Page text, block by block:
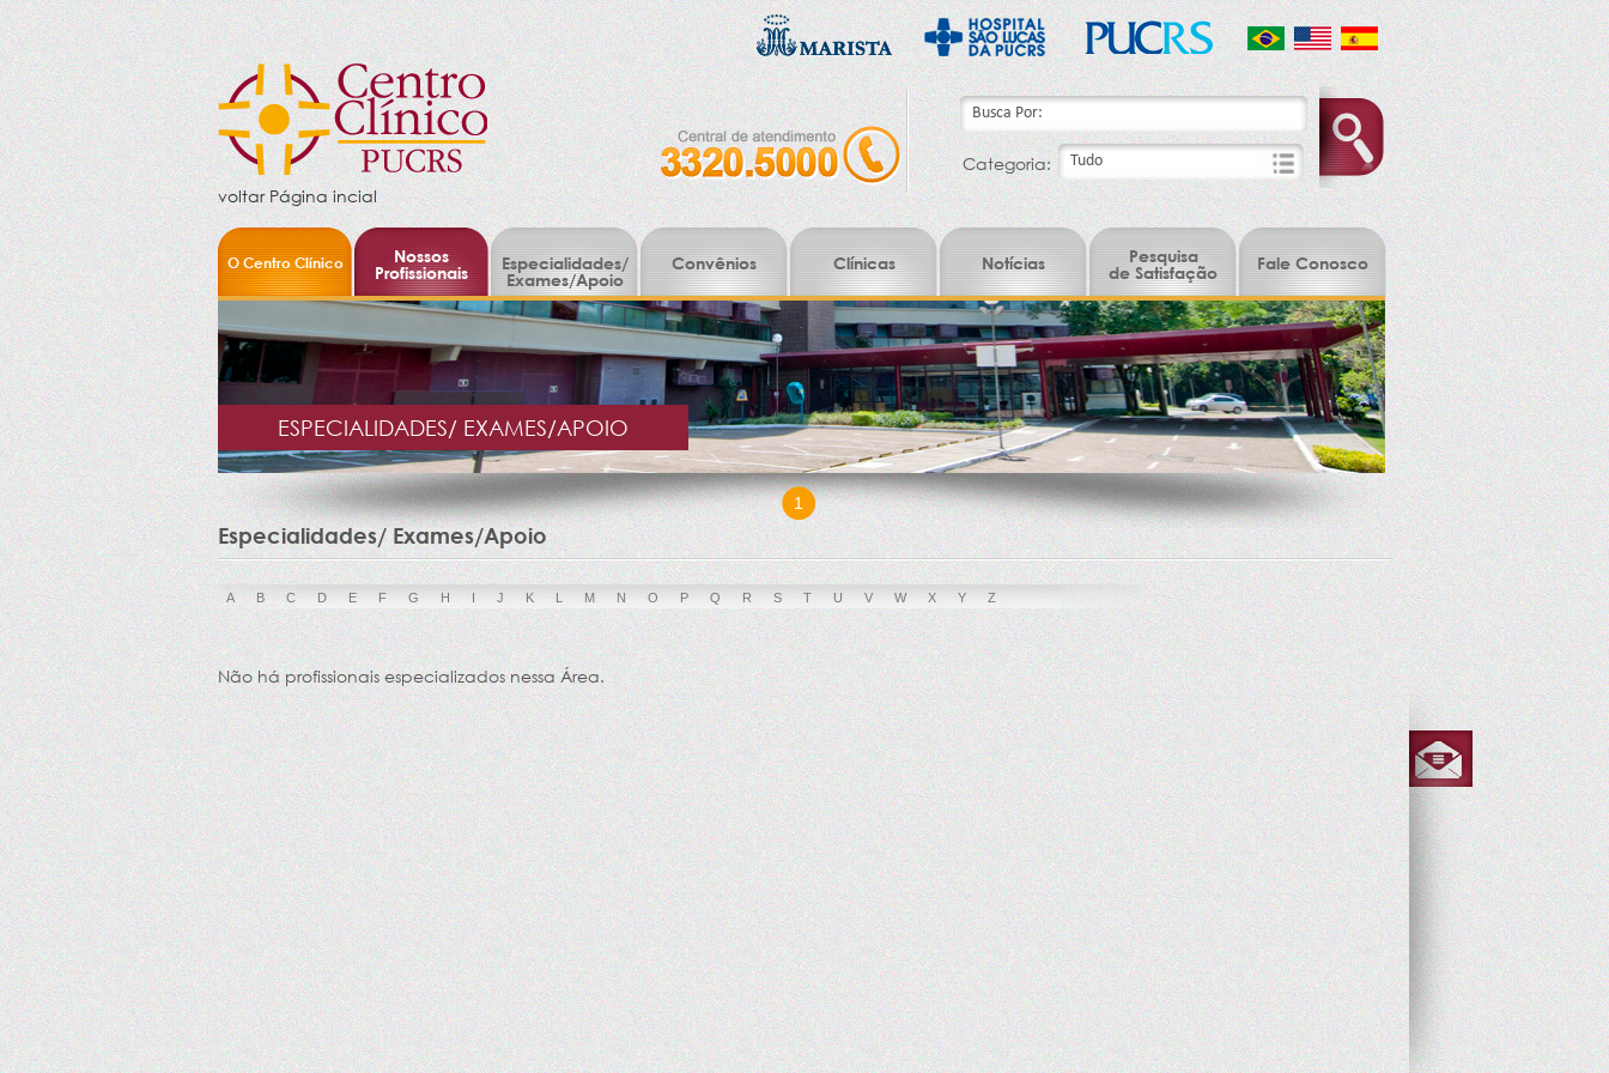
voltar Página incial
Categoria:
O Centro Clínico
Nossos
Profissionais
Especialidades/
Exames/Apoio
Convênios Clínicas Notícias
Pesquisa
de Satisfação
Fale Conosco
ESPECIALIDADES/ EXAMES/APOIO
1
Especialidades/ Exames/Apoio
A B C D E F G H I J K L M N O P Q R S T U V W X Y Z
Não há profissionais especializados nessa Área.